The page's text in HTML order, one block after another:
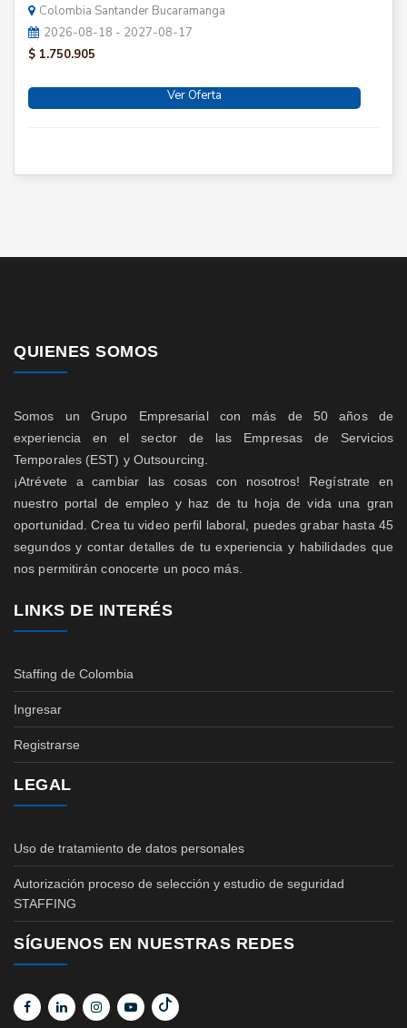
Colombia Santander Bucaramanga
2026-08-18 - 2027-08-17
$ 1.750.905
Ver Oferta
QUIENES SOMOS
Somos un Grupo Empresarial con más de 50 años de
experiencia en el sector de las Empresas de Servicios
Temporales (EST) y Outsourcing.
¡Atrévete a cambiar las cosas con nosotros! Regístrate en
nuestro portal de empleo y haz de tu hoja de vida una gran
oportunidad. Crea tu video perfil laboral, puedes grabar hasta 45
segundos y contar detalles de tu experiencia y habilidades que
nos permitirán conocerte un poco más.
LINKS DE INTERÉS
Staffing de Colombia
Ingresar
Registrarse
LEGAL
Uso de tratamiento de datos personales
Autorización proceso de selección y estudio de seguridad
STAFFING
SÍGUENOS EN NUESTRAS REDES